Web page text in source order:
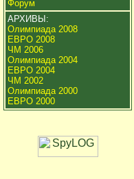
Форум
АРХИВЫ:
Олимпиада 2008
ЕВРО 2008
ЧМ 2006
Олимпиада 2004
ЕВРО 2004
ЧМ 2002
Олимпиада 2000
ЕВРО 2000